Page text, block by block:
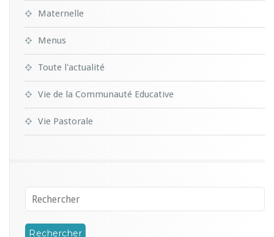
Maternelle
Menus
Toute l'actualité
Vie de la Communauté Educative
Vie Pastorale